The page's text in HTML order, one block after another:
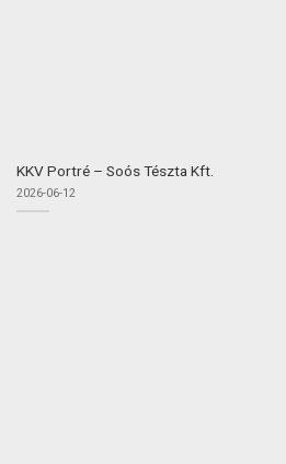
KKV Portré – Soós Tészta Kft.
2026-06-12